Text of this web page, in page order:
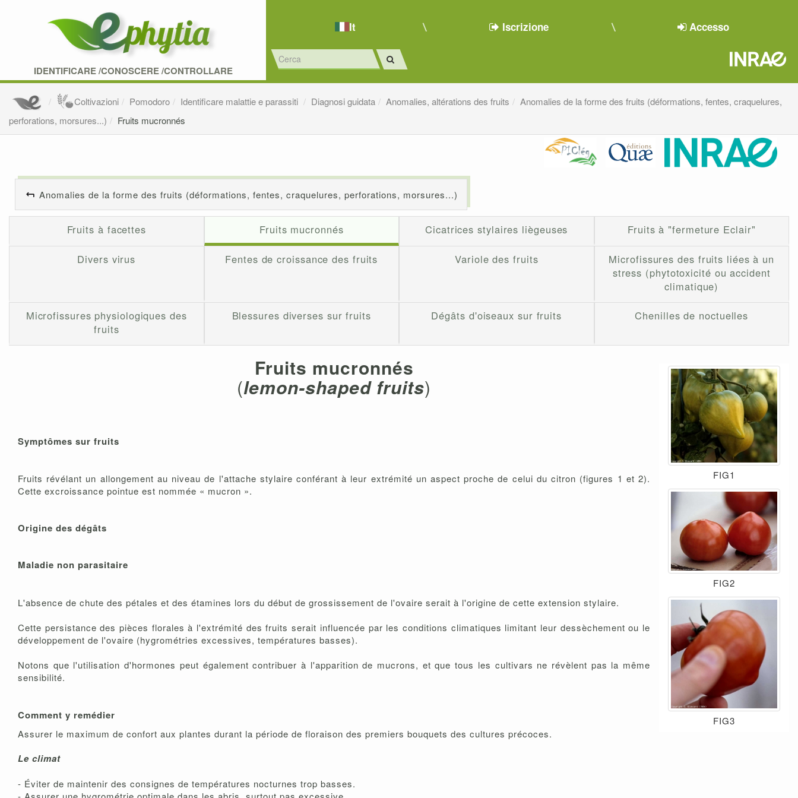
IDENTIFICARE /CONOSCERE /CONTROLLARE
It Iscrizione Accesso
Coltivazioni Pomodoro Identificare malattie e parassiti Diagnosi guidata Anomalies, altérations des fruits
Anomalies de la forme des fruits (déformations, fentes, craquelures,
perforations, morsures...)
Fruits mucronnés
Anomalies de la forme des fruits (déformations, fentes, craquelures, perforations, morsures...)
Fruits à facettes Fruits mucronnés Cicatrices stylaires liègeuses Fruits à "fermeture Eclair"
Divers virus Fentes de croissance des fruits Variole des fruits
Microfissures des fruits liées à un
stress (phytotoxicité ou accident
climatique)
Microfissures physiologiques des
fruits
Blessures diverses sur fruits Dégâts d'oiseaux sur fruits Chenilles de noctuelles
Fruits mucronnés
(lemon-shaped fruits)
Symptômes sur fruits
Fruits révélant un allongement au niveau de l'attache stylaire conférant à leur extrémité un aspect proche de celui du citron (figures 1 et 2).
Cette excroissance pointue est nommée « mucron ».
Origine des dégâts
Maladie non parasitaire
L'absence de chute des pétales et des étamines lors du début de grossissement de l'ovaire serait à l'origine de cette extension stylaire.
Cette persistance des pièces florales à l'extrémité des fruits serait influencée par les conditions climatiques limitant leur dessèchement ou le
développement de l'ovaire (hygrométries excessives, températures basses).
Notons que l'utilisation d'hormones peut également contribuer à l'apparition de mucrons, et que tous les cultivars ne révèlent pas la même
sensibilité.
Comment y remédier
Assurer le maximum de confort aux plantes durant la période de floraison des premiers bouquets des cultures précoces.
Le climat
- Éviter de maintenir des consignes de températures nocturnes trop basses.
FIG1
FIG2
FIG3